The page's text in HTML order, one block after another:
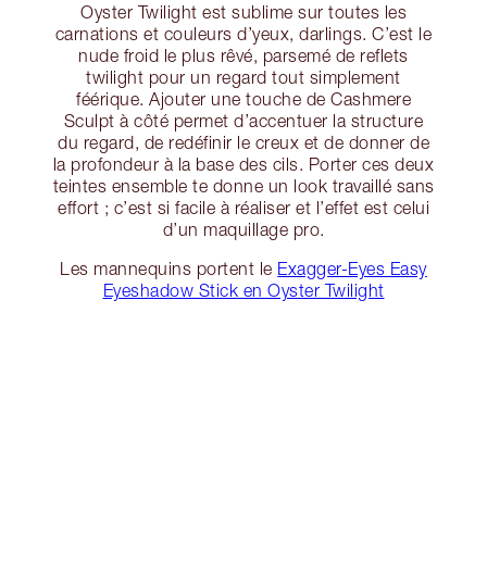
Oyster Twilight est sublime sur toutes les
carnations et couleurs d’yeux, darlings. C’est le
nude froid le plus rêvé, parsemé de reflets
twilight pour un regard tout simplement
féérique. Ajouter une touche de Cashmere
Sculpt à côté permet d’accentuer la structure
du regard, de redéfinir le creux et de donner de
la profondeur à la base des cils. Porter ces deux
teintes ensemble te donne un look travaillé sans
effort ; c’est si facile à réaliser et l’effet est celui
d’un maquillage pro.
Les mannequins portent le Exagger-Eyes Easy
Eyeshadow Stick en Oyster Twilight